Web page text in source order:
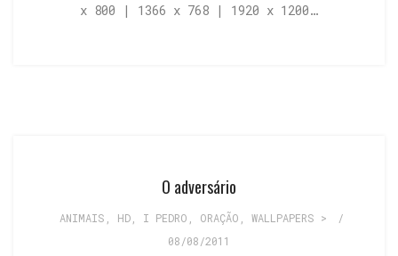
x 800 | 1366 x 768 | 1920 x 1200…
O adversário
ANIMAIS HD, I PEDRO ORAÇÃO WALLPAPERS >
/
08/08/2011